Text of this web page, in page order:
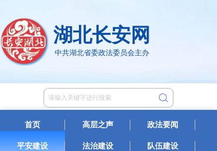
湖北长安网
中共湖北省委政法委员会主办
首页 高层之声 政法要闻
平安建设 法治建设 队伍建设